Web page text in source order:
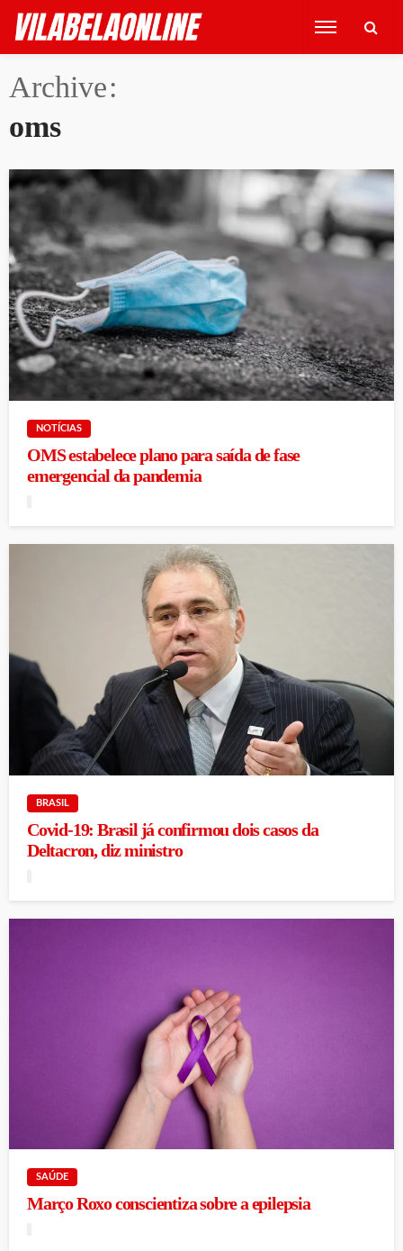
Archive
oms
NOTÍCIAS
OMS estabelece plano para saída de fase
emergencial da pandemia
BRASIL
Covid-19: Brasil já confirmou dois casos da
Deltacron, diz ministro
SAÚDE
Março Roxo conscientiza sobre a epilepsia